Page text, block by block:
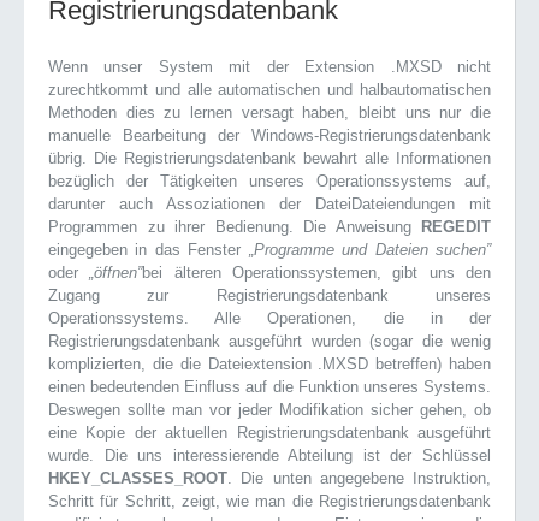
Registrierungsdatenbank
Wenn unser System mit der Extension .MXSD nicht
zurechtkommt und alle automatischen und halbautomatischen
Methoden dies zu lernen versagt haben, bleibt uns nur die
manuelle Bearbeitung der Windows-Registrierungsdatenbank
übrig. Die Registrierungsdatenbank bewahrt alle Informationen
bezüglich der Tätigkeiten unseres Operationssystems auf,
darunter auch Assoziationen der DateiDateiendungen mit
Programmen zu ihrer Bedienung. Die Anweisung
REGEDIT
eingegeben in das Fenster „Programme und Dateien suchen”
oder„öffnen”bei älteren Operationssystemen, gibt uns den
Zugang zur Registrierungsdatenbank unseres
Operationssystems. Alle Operationen, die in der
Registrierungsdatenbank ausgeführt wurden (sogar die wenig
komplizierten, die die Dateiextension .MXSD betreffen) haben
einen bedeutenden Einfluss auf die Funktion unseres Systems.
Deswegen sollte man vor jeder Modifikation sicher gehen, ob
eine Kopie der aktuellen Registrierungsdatenbank ausgeführt
wurde. Die uns interessierende Abteilung ist der Schlüssel
HKEY_CLASSES_ROOT. Die unten angegebene Instruktion,
Schritt für Schritt, zeigt, wie man die Registrierungsdatenbank